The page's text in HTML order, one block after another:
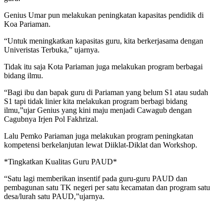
Genius Umar pun melakukan peningkatan kapasitas pendidik di
Koa Pariaman.
“Untuk meningkatkan kapasitas guru, kita berkerjasama dengan
Univeristas Terbuka,” ujarnya.
Tidak itu saja Kota Pariaman juga melakukan program berbagai
bidang ilmu.
“Bagi ibu dan bapak guru di Pariaman yang belum S1 atau sudah
S1 tapi tidak linier kita melakukan program berbagi bidang
ilmu,”ujar Genius yang kini maju menjadi Cawagub dengan
Cagubnya Irjen Pol Fakhrizal.
Lalu Pemko Pariaman juga melakukan program peningkatan
kompetensi berkelanjutan lewat Diiklat-Diklat dan Workshop.
*Tingkatkan Kualitas Guru PAUD*
“Satu lagi memberikan insentif pada guru-guru PAUD dan
pembagunan satu TK negeri per satu kecamatan dan program satu
desa/lurah satu PAUD,”ujarnya.